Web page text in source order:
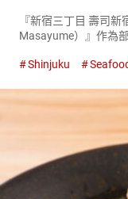
『新宿三丁目 壽司
Masayume）』作為
２３年，一種改寫傳
Shinjuku